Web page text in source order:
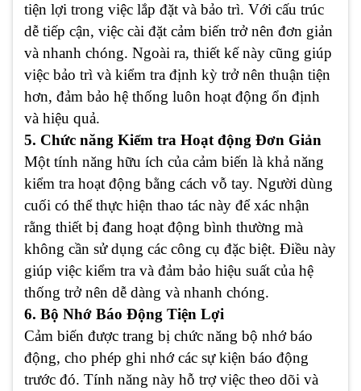
tiện lợi trong việc lắp đặt và bảo trì. Với cấu trúc
dễ tiếp cận, việc cài đặt cảm biến trở nên đơn giản
và nhanh chóng. Ngoài ra, thiết kế này cũng giúp
việc bảo trì và kiểm tra định kỳ trở nên thuận tiện
hơn, đảm bảo hệ thống luôn hoạt động ổn định
và hiệu quả.
5. Chức năng Kiểm tra Hoạt động Đơn Giản
Một tính năng hữu ích của cảm biến là khả năng
kiểm tra hoạt động bằng cách vỗ tay. Người dùng
cuối có thể thực hiện thao tác này để xác nhận
rằng thiết bị đang hoạt động bình thường mà
không cần sử dụng các công cụ đặc biệt. Điều này
giúp việc kiểm tra và đảm bảo hiệu suất của hệ
thống trở nên dễ dàng và nhanh chóng.
6. Bộ Nhớ Báo Động Tiện Lợi
Cảm biến được trang bị chức năng bộ nhớ báo
động, cho phép ghi nhớ các sự kiện báo động
trước đó. Tính năng này hỗ trợ việc theo dõi và